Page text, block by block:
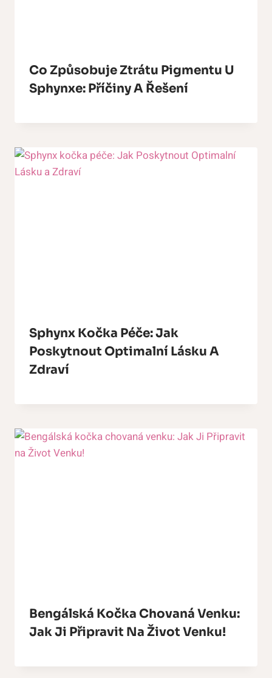
Co Způsobuje Ztrátu Pigmentu U
Sphynxe: Příčiny A Řešení
Sphynx Kočka Péče: Jak
Poskytnout Optimalní Lásku A
Zdraví
Bengálská Kočka Chovaná Venku:
Jak Ji Připravit Na Život Venku!